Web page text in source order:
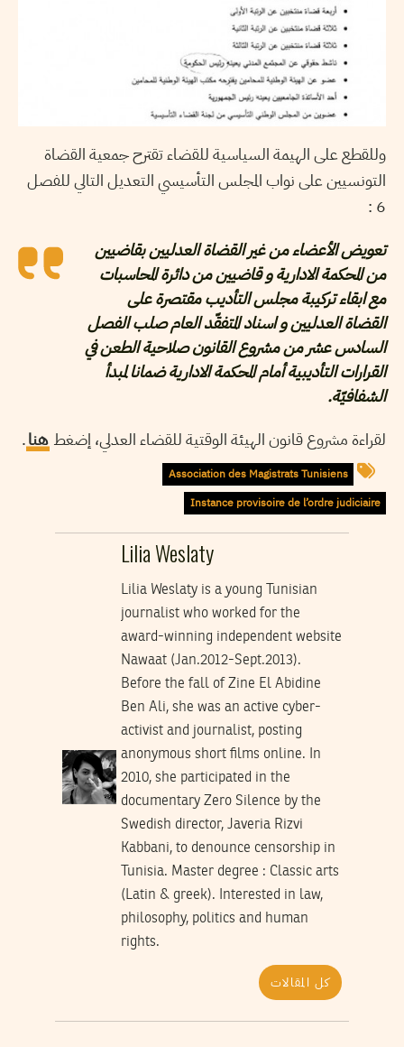
وللقطع على الهيمة السياسية للقضاء تقترح جمعية القضاة
التونسيين على نواب المجلس التأسيسي التعديل التالي للفصل
6 :
تعويض الأعضاء من غير القضاة العدليين بقاضيين
من المحكمة الادارية و قاضيين من دائرة المحاسبات
مع ابقاء تركيبة مجلس التأديب مقتصرة على
القضاة العدليين و اسناد المتفقّد العام صلب الفصل
السادس عشر من مشروع القانون صلاحية الطعن في
القرارات التأديبية أمام المحكمة الادارية ضمانا لمبدأ
الشفافيّة.
لقراءة مشروع قانون الهيئة الوقتية للقضاء العدلي، إضغط هنا.
Association des Magistrats Tunisiens
Instance provisoire de l’ordre judiciaire
Lilia Weslaty
Lilia Weslaty is a young Tunisian
journalist who worked for the
award-winning independent website
Nawaat (Jan.2012-Sept.2013).
Before the fall of Zine El Abidine
Ben Ali, she was an active cyber-
activist and journalist, posting
anonymous short films online. In
2010, she participated in the
documentary Zero Silence by the
Swedish director, Javeria Rizvi
Kabbani, to denounce censorship in
Tunisia. Master degree : Classic arts
(Latin & greek). Interested in law,
philosophy, politics and human
rights.
كل المقالات